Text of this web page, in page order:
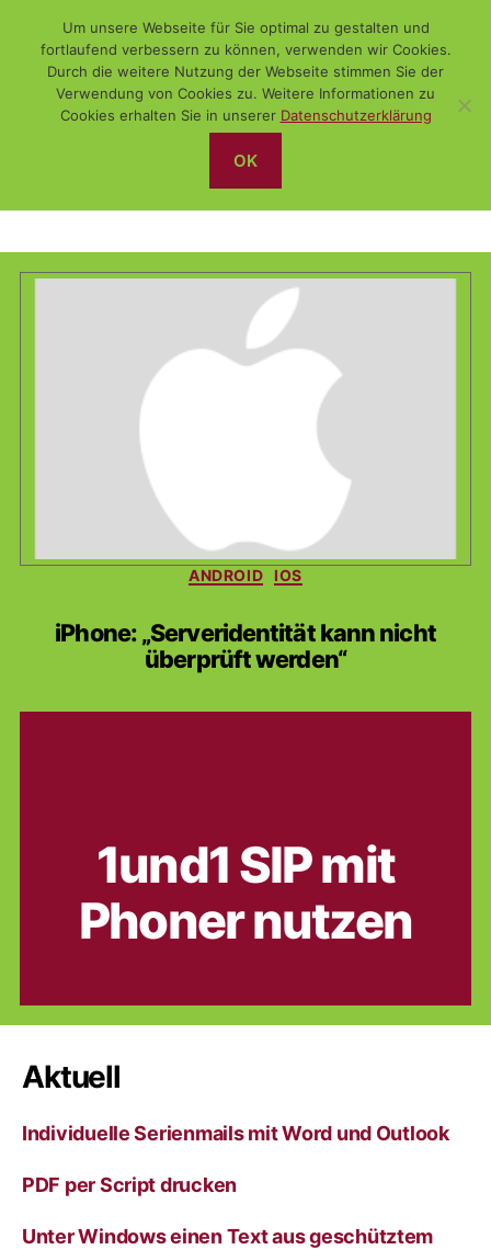
WiSch
iPhone
Kategorien
ANDROID IOS
iPhone: „Serveridentität kann nicht
überprüft werden“
1und1 SIP mit
Phoner nutzen
Aktuell
Individuelle Serienmails mit Word und Outlook
PDF per Script drucken
Unter Windows einen Text aus geschütztem
Um unsere Webseite für Sie optimal zu gestalten und
fortlaufend verbessern zu können, verwenden wir Cookies.
Durch die weitere Nutzung der Webseite stimmen Sie der
Verwendung von Cookies zu. Weitere Informationen zu
Cookies erhalten Sie in unserer Datenschutzerklärung
OK